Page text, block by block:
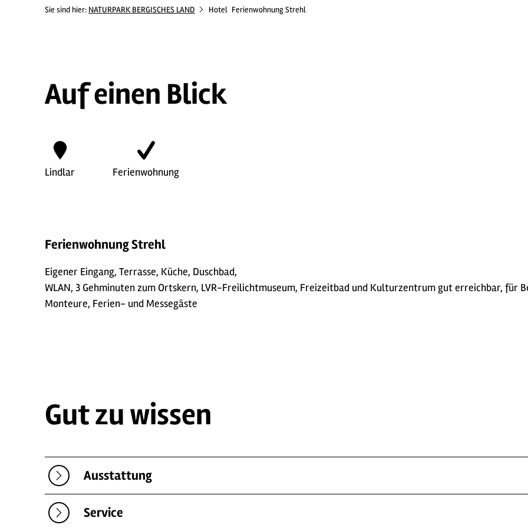
Sie sind hier: NATURPARK BERGISCHES LAND Hotel Ferienwohnung Strehl
Auf einen Blick
Lindlar Ferienwohnung
Ferienwohnung Strehl
Eigener Eingang, Terrasse, Küche, Duschbad,
WLAN, 3 Gehminuten zum Ortskern, LVR-Freilichtmuseum, Freizeitbad und Kulturzentrum gut erreichbar, für
Monteure, Ferien- und Messegäste
Gut zu wissen
Ausstattung
Service